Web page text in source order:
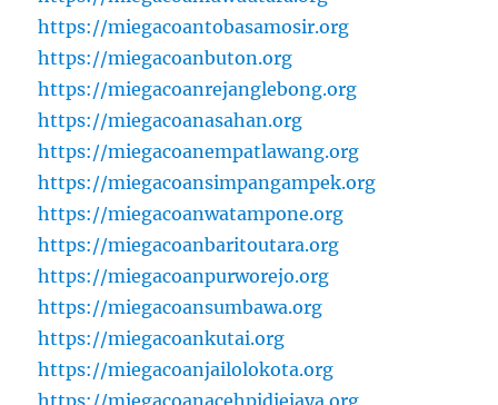
https://miegacoantobasamosir.org
https://miegacoanbuton.org
https://miegacoanrejanglebong.org
https://miegacoanasahan.org
https://miegacoanempatlawang.org
https://miegacoansimpangampek.org
https://miegacoanwatampone.org
https://miegacoanbaritoutara.org
https://miegacoanpurworejo.org
https://miegacoansumbawa.org
https://miegacoankutai.org
https://miegacoanjailolokota.org